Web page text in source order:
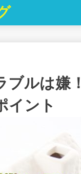
ブルは嫌
イント